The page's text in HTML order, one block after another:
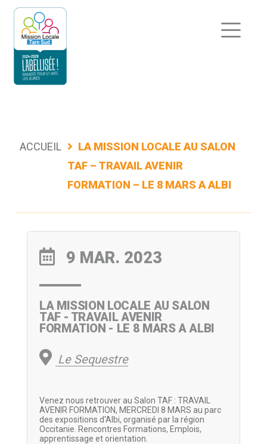
Aller
contenu
ACCUEIL
LA MISSION LOCALE AU SALON
TAF – TRAVAIL AVENIR
FORMATION – LE 8 MARS A ALBI
9 MAR. 2023
LA MISSION LOCALE AU SALON
TAF - TRAVAIL AVENIR
FORMATION - LE 8 MARS A ALBI
Le Sequestre
Venez nous retrouver au Salon TAF : TRAVAIL
AVENIR FORMATION, MERCREDI 8 MARS au parc
des expositions d'Albi, organisé par la région
Occitanie. Rencontres Formations, Emplois,
apprentissage et orientation.